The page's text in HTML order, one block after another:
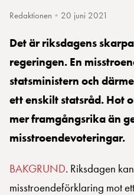
Redaktionen • 20 juni 2021
Det är riksdagens
regeringen. En
statsministern och
ett enskilt statsråd. Hot
mer framgångsrika än
misstroendevoteringar.
BAKGRUND. Riksdagen
misstroendeförklaring mot